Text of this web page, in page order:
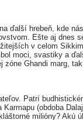
ďalší hrebeň, kde
Ešte aj dnes
v celom
moci, svastiky a
zóne Ghandi marg,
Patrí
Karmapu (obdoba
milióny? Akú